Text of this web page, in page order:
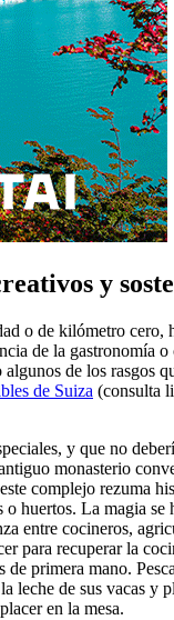
y
o de kilómetro cero,
de la gastronomía
de los rasgos
de Suiza (consulta
y que no
monasterio
complejo rezuma
o huertos. La magia se
entre cocineros,
para recuperar la
de primera mano.
leche de sus vacas y
en la mesa.